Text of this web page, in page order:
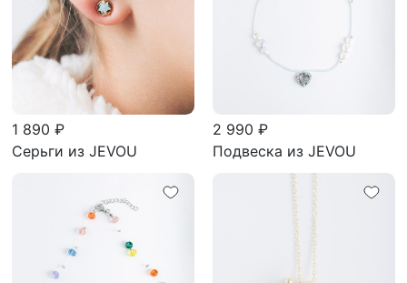
1 890 ₽
Серьги из JEVOU
2 990 ₽
Подвеска из JEVOU